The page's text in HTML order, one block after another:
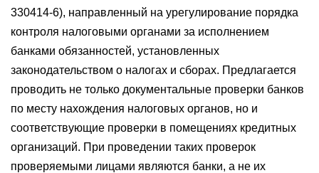
330414-6), направленный на урегулирование порядка
контроля налоговыми органами за исполнением
банками обязанностей, установленных
законодательством о налогах и сборах. Предлагается
проводить не только документальные проверки банков
по месту нахождения налоговых органов, но и
соответствующие проверки в помещениях кредитных
организаций. При проведении таких проверок
проверяемыми лицами являются банки, а не их